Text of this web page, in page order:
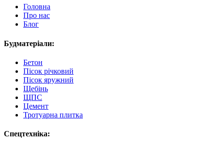
Головна
Про нас
Блог
Будматеріали:
Бетон
Пісок річковий
Пісок яружний
Щебінь
ЩПС
Цемент
Тротуарна плитка
Спецтехніка: